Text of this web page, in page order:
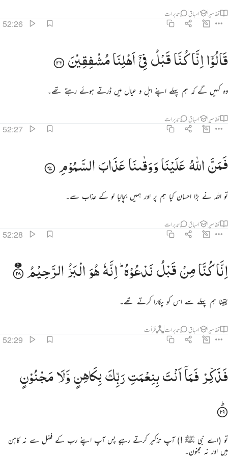
تفاسیر اسباق تدبرات
52:26
قالوا انا كنا قبل في اهلنا مشفقين ٢٦
قَالُوٓا۟ إِنَّا كُنَّا قَبْلُ فِىٓ أَهْلِنَا مُشْفِقِينَ ٢٦
قَالُوْۤااِنَّاكُنَّاقَبْلُفِیْۤاَهْلِنَامُشْفِقِیْنَ
وہ کہیں گے کہ ہم پہلے اپنے اہل و عیال میں ڈرتے ہوئے رہتے تھے۔
تفاسیر اسباق تدبرات
52:27
فمن الله علينا ووقانا عذاب السموم ٢٧
فَمَنَّ ٱللَّهُ عَلَيْنَا وَوَقَىٰنَا عَذَابَ ٱلسَّمُومِ ٢٧
فَمَنَّاللّٰهُعَلَیْنَاوَوَقٰىنَاعَذَابَالسَّمُوْمِ
تو اللہ نے بڑا احسان کیا ہم پر اور ہمیں بچالیا لو کے عذاب سے۔
تفاسیر اسباق تدبرات
52:28
انا كنا من قبل ندعوه انه هو البر الرحيم ٢٨
إِنَّا كُنَّا مِن قَبْلُ نَدْعُوهُ ۖ إِنَّهُۥ هُوَ ٱلْبَرُّ ٱلرَّحِيمُ ٢٨
اِنَّاكُنَّامِنْقَبْلُنَدْعُوْهُ ؕ اِنَّهٗهُوَالْبَرُّالرَّحِیْمُ
یقینا ہم پہلے سے اس کو پکارا کرتے تھے۔
تفاسیر اسباق تدبرات قرأت
52:29
فذكر فما انت بنعمت ربك بكاهن ولا مجنون ٢٩
فَذَكِّرْ فَمَآ أَنتَ بِنِعْمَتِ رَبِّكَ بِكَاهِنٍۢ وَلَا مَجْنُونٍ ٢٩
فَذَكِّرْفَمَاۤاَنْتَبِنِعْمَتِرَبِّكَبِكَاهِنٍوَّلَامَجْنُوْنٍ
تو (اے نبی ﷺ !) آپ تذکیر کرتے رہیے پس آپ اپنے رب کے فضل سے نہ کاہن
ہیں اور نہ مجنون۔